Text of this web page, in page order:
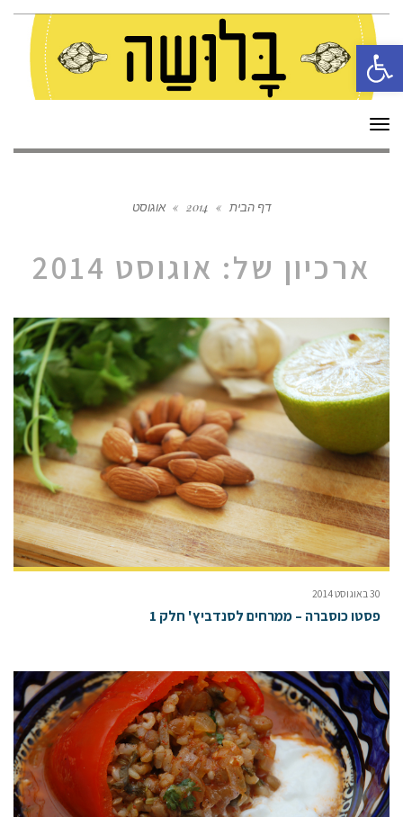
פתח סרגל נגישות
תפריט
דף הבית »
2014
» אוגוסט
ארכיון של: אוגוסט 2014
30 באוגוסט 2014
פסטו כוסברה – ממרחים לסנדביץ' חלק 1